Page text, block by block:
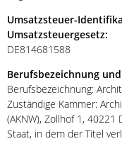
Umsatzsteuer-
Umsatzsteuergesetz:
DE814681588
Berufsbezeichnung
Berufsbezeichnung:
Zuständige Kammer:
(AKNW), Zollhof 1, 40221
Staat, in dem der Titel